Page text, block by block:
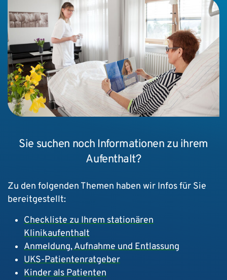
Sie suchen noch Informationen zu ihrem
Aufenthalt?
Zu den folgenden Themen haben wir Infos für Sie
bereitgestellt:
Checkliste zu Ihrem stationären
Klinikaufenthalt
Anmeldung, Aufnahme und Entlassung
UKS-Patientenratgeber
Kinder als Patienten